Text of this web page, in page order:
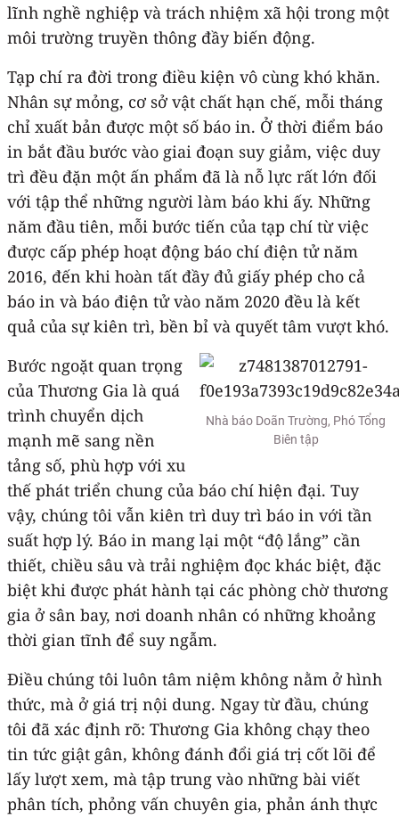
lĩnh nghề nghiệp và trách nhiệm xã hội trong một
môi trường truyền thông đầy biến động.
Tạp chí ra đời trong điều kiện vô cùng khó khăn.
Nhân sự mỏng, cơ sở vật chất hạn chế, mỗi tháng
chỉ xuất bản được một số báo in. Ở thời điểm báo
in bắt đầu bước vào giai đoạn suy giảm, việc duy
trì đều đặn một ấn phẩm đã là nỗ lực rất lớn đối
với tập thể những người làm báo khi ấy. Những
năm đầu tiên, mỗi bước tiến của tạp chí từ việc
được cấp phép hoạt động báo chí điện tử năm
2016, đến khi hoàn tất đầy đủ giấy phép cho cả
báo in và báo điện tử vào năm 2020 đều là kết
quả của sự kiên trì, bền bỉ và quyết tâm vượt khó.
Nhà báo Doãn Trường, Phó Tổng
Biên tập
Bước ngoặt quan trọng
của Thương Gia là quá
trình chuyển dịch
mạnh mẽ sang nền
tảng số, phù hợp với xu
thế phát triển chung của báo chí hiện đại. Tuy
vậy, chúng tôi vẫn kiên trì duy trì báo in với tần
suất hợp lý. Báo in mang lại một “độ lắng” cần
thiết, chiều sâu và trải nghiệm đọc khác biệt, đặc
biệt khi được phát hành tại các phòng chờ thương
gia ở sân bay, nơi doanh nhân có những khoảng
thời gian tĩnh để suy ngẫm.
Điều chúng tôi luôn tâm niệm không nằm ở hình
thức, mà ở giá trị nội dung. Ngay từ đầu, chúng
tôi đã xác định rõ: Thương Gia không chạy theo
tin tức giật gân, không đánh đổi giá trị cốt lõi để
lấy lượt xem, mà tập trung vào những bài viết
phân tích, phỏng vấn chuyên gia, phản ánh thực